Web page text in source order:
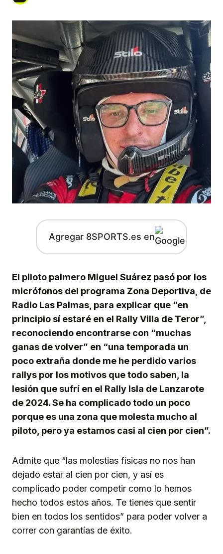
Agregar 8SPORTS.es en
El piloto palmero Miguel Suárez pasó por los
micrófonos del programa Zona Deportiva, de
Radio Las Palmas, para explicar que “en
principio sí estaré en el Rally Villa de Teror”,
reconociendo encontrarse con “muchas
ganas de volver” en “una temporada un
poco extraña donde me he perdido varios
rallys por los motivos que todo saben, la
lesión que sufrí en el Rally Isla de Lanzarote
de 2024. Se ha complicado todo un poco
porque es una zona que molesta mucho al
piloto, pero ya estamos casi al cien por cien”.
Admite que “las molestias físicas no nos han
dejado estar al cien por cien, y así es
complicado poder competir como lo hemos
hecho todos estos años. Te tienes que sentir
bien en todos los sentidos” para poder volver a
correr con garantías de éxito.